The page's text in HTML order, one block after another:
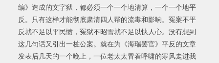
编》造成的文字狱，都必须一个一个地清算，一个一个地平
反。只有这样才能彻底肃清四人帮的流毒和影响。冤案不平
反就不足以平民愤，冤狱不昭雪就不足以快人心。没有想到
这几句话又引出一桩公案。就在为《海瑞罢官》平反的文章
发表后几天的一个晚上，一位老太太冒着呼啸的寒风走进我